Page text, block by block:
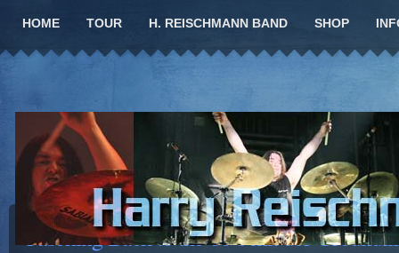
HOME TOUR H. REISCHMANN BAND SHOP
Fasching Back to the 80’s mit der